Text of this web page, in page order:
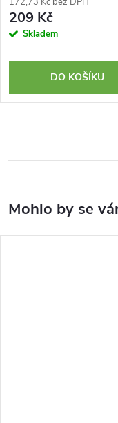
209 Kč
Skladem
DO KOŠÍKU